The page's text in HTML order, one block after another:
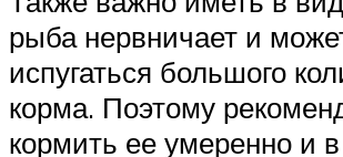
рыба нервничает и
испугаться большого
корма. Поэтому
кормить ее умеренно и